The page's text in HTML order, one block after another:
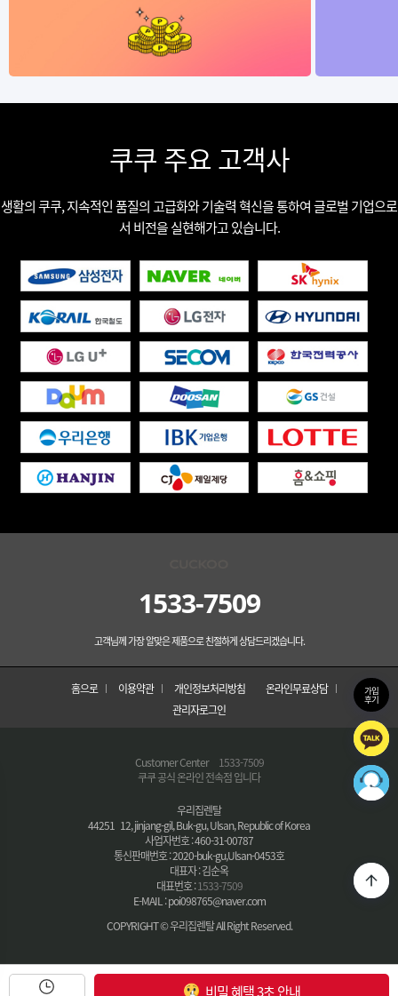
쿠쿠 주요 고객사
생활의 쿠쿠, 지속적인 품질의 고급화와 기술력 혁신을 통하여 글로벌 기업으로
서 비전을 실현해가고 있습니다.
1533-7509
고객님께 가장 알맞은 제품으로 친절하게 상담드리겠습니다.
홈으로 이용약관 개인정보처리방침
온라인무료상담
관리자로그인
Customer Center
1533-7509
쿠쿠 공식 온라인 전속점 입니다
우리집렌탈
44251 12, jinjang-gil, Buk-gu, Ulsan, Republic of Korea
사업자번호 : 460-31-00787
통신판매번호 : 2020-buk-gu,Ulsan-0453호
대표자 : 김순옥
대표번호 :1533-7509
E-MAIL : poi098765@naver.com
COPYRIGHT © 우리집렌탈 All Right Reserved.
비밀 혜택 3초 안내
가입
후기